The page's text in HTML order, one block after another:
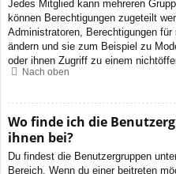
Jedes Mitglied kann mehreren
können Berechtigungen zugeteilt
Administratoren, Berechtigungen
ändern und sie zum Beispiel zu
oder ihnen Zugriff zu einem
Nach oben
Wo finde ich die
ihnen bei?
Du findest die Benutzergruppen
Bereich. Wenn du einer beitreten